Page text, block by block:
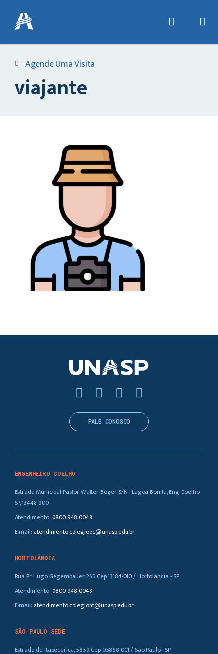
Agende Uma Visita
viajante
ENGENHEIRO COELHO
Estrada Municipal Pastor Walter Boger, S/N - Lagoa Bonita, Eng. Coelho -
SP, 13448-900
Atendimento:0800 948 0048
E-mail: atendimento.colegioec@unasp.edu.br
HORTOLÂNDIA
Rua Pr. Hugo Gegembauer, 265 Cep 13184-010 / Hortolândia - SP
Atendimento:0800 948 0048
E-mail: atendimento.colegioht@unasp.edu.br
SÃO PAULO SEDE
Estrada de Itapecerica, 5859 Cep 05858-001 / São Paulo - SP
FALE CONOSCO